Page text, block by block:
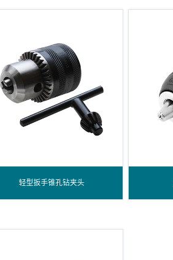
轻型扳手锥孔钻夹头